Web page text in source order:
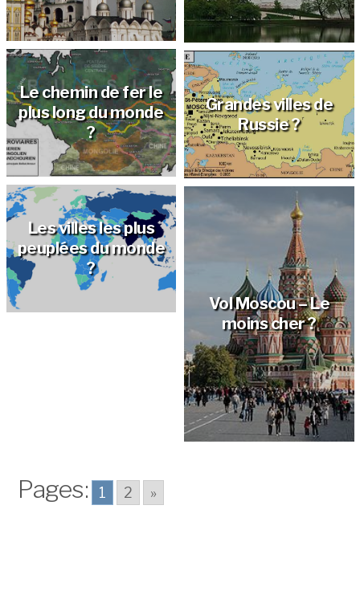
Le chemin de fer le
plus long du monde
?
Grandes villes de
Russie ?
Les villes les plus
peuplées du monde
?
Vol Moscou – Le
moins cher ?
Pages: 1 2 »